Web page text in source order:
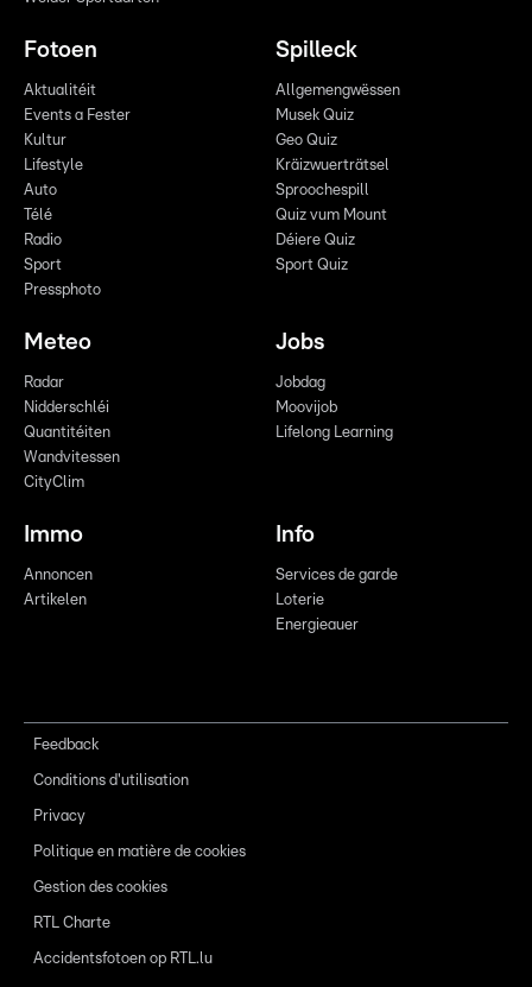
Fotoen
Aktualitéit
Events a Fester
Kultur
Lifestyle
Auto
Télé
Radio
Sport
Pressphoto
Spilleck
Allgemengwëssen
Musek Quiz
Geo Quiz
Kräizwuerträtsel
Sproochespill
Quiz vum Mount
Déiere Quiz
Sport Quiz
Meteo
Radar
Nidderschléi
Quantitéiten
Wandvitessen
CityClim
Jobs
Jobdag
Moovijob
Lifelong Learning
Immo
Annoncen
Artikelen
Info
Services de garde
Loterie
Energieauer
Feedback
Conditions d'utilisation
Privacy
Politique en matière de cookies
Gestion des cookies
RTL Charte
Accidentsfotoen op RTL.lu